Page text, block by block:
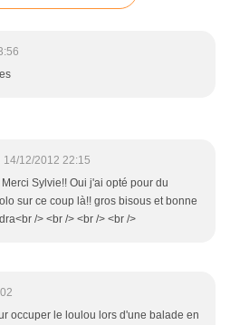
14/12/2012 22:15
Sylvie!! Oui j'ai opté pour du
sur ce coup là!! gros bisous et bonne
/> <br /> <br /> <br />
occuper le loulou lors d'une balade en